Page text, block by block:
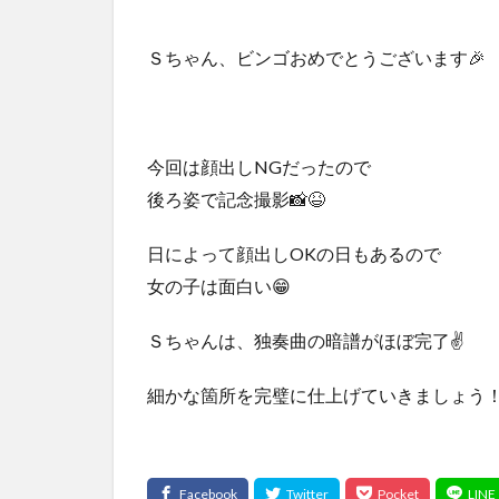
Ｓちゃん、ビンゴおめでとうございます🎉
今回は顔出しNGだったので
後ろ姿で記念撮影📸😆
日によって顔出しOKの日もあるので
女の子は面白い😁
Ｓちゃんは、独奏曲の暗譜がほぼ完了✌️
細かな箇所を完璧に仕上げていきましょう